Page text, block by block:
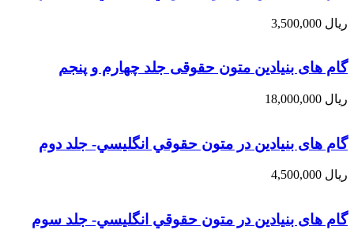
ریال
گام های بنیادین متون حقوقی جلد چهارم و پنجم
ریال
گام های بنیادین در متون حقوقي انگليسي- جلد دوم
ریال
گام های بنیادین در متون حقوقي انگليسي- جلد سوم